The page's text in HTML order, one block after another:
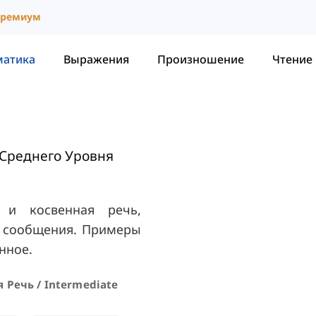
Выражения Произношение Чтение
Уровня
косвенная речь,
сообщения. Примеры
Речь / Intermediate